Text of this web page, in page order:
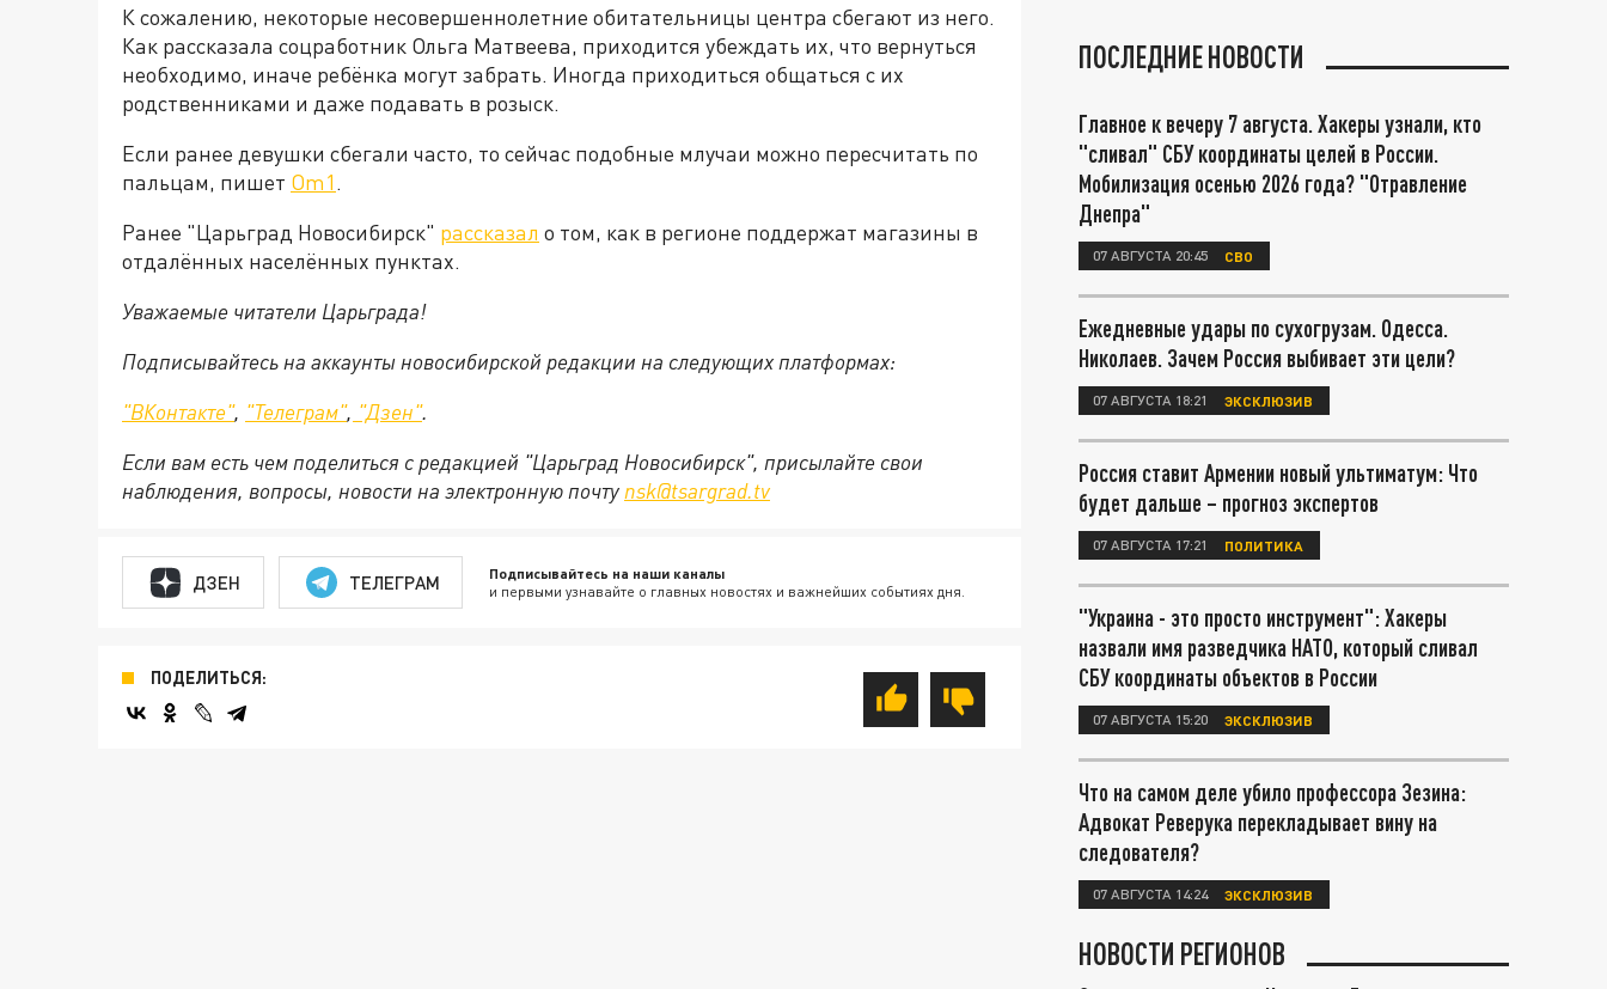
К сожалению, некоторые несовершеннолетние обитательницы центра сбегают из него.
Как рассказала соцработник Ольга Матвеева, приходится убеждать их, что вернуться
необходимо, иначе ребёнка могут забрать. Иногда приходиться общаться с их
родственниками и даже подавать в розыск.
Если ранее девушки сбегали часто, то сейчас подобные млучаи можно пересчитать по
пальцам, пишет Om1 .
Ранее "Царьград Новосибирск" рассказал о том, как в регионе поддержат магазины в
отдалённых населённых пунктах.
Уважаемые читатели Царьграда!
Подписывайтесь на аккаунты новосибирской редакции на следующих платформах:
"ВКонтакте", "Телеграм", "Дзен".
Если вам есть чем поделиться с редакцией "Царьград Новосибирск", присылайте свои
наблюдения, вопросы, новости на электронную почту nsk@tsargrad.tv
ДЗЕН ТЕЛЕГРАМ Подписывайтесь на наши каналы
и первыми узнавайте о главных новостях и важнейших событиях дня.
ПОДЕЛИТЬСЯ:
ПОСЛЕДНИЕ НОВОСТИ
Главное к вечеру 7 августа. Хакеры узнали, кто
"сливал" СБУ координаты целей в России.
Мобилизация осенью 2026 года? "Отравление
Днепра"
07 АВГУСТА 20:45 СВО
Ежедневные удары по сухогрузам. Одесса.
Николаев. Зачем Россия выбивает эти цели?
07 АВГУСТА 18:21 ЭКСКЛЮЗИВ
Россия ставит Армении новый ультиматум: Что
будет дальше – прогноз экспертов
07 АВГУСТА 17:21 ПОЛИТИКА
"Украина - это просто инструмент": Хакеры
назвали имя разведчика НАТО, который сливал
СБУ координаты объектов в России
07 АВГУСТА 15:20 ЭКСКЛЮЗИВ
Что на самом деле убило профессора Зезина:
Адвокат Реверука перекладывает вину на
следователя?
07 АВГУСТА 14:24 ЭКСКЛЮЗИВ
НОВОСТИ РЕГИОНОВ